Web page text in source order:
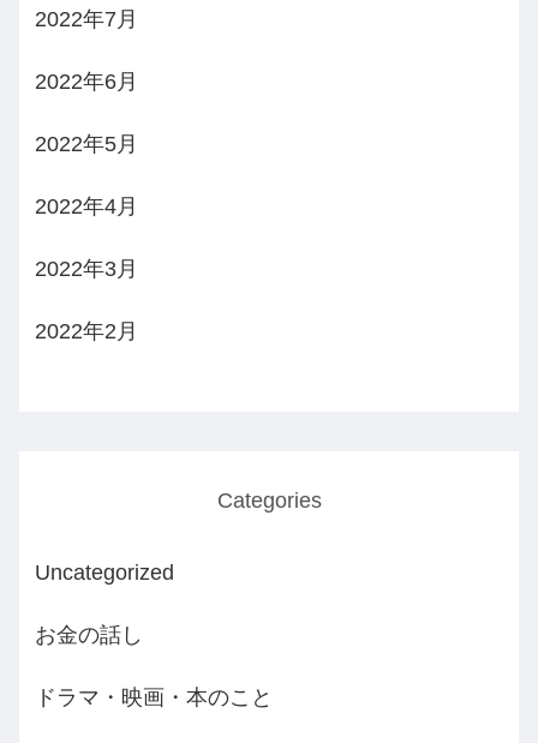
2022年7月
2022年6月
2022年5月
2022年4月
2022年3月
2022年2月
Categories
Uncategorized
お金の話し
ドラマ・映画・本のこと